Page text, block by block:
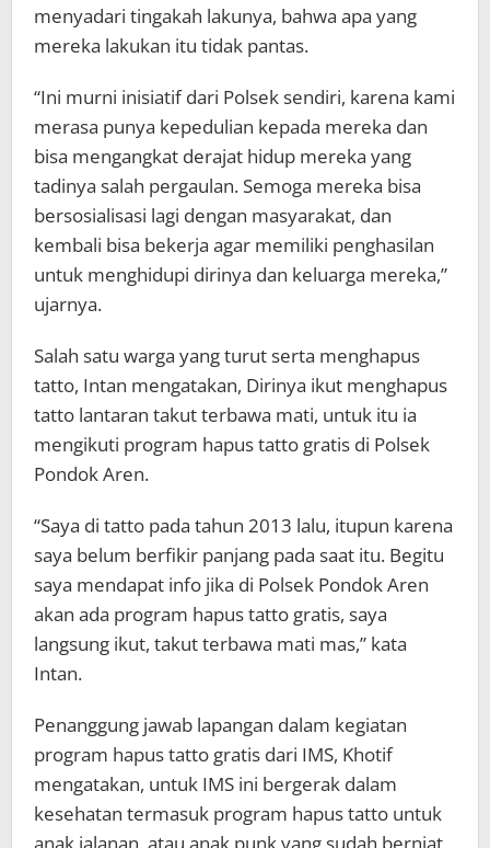
menyadari tingakah lakunya, bahwa apa yang
mereka lakukan itu tidak pantas.
“Ini murni inisiatif dari Polsek sendiri, karena kami
merasa punya kepedulian kepada mereka dan
bisa mengangkat derajat hidup mereka yang
tadinya salah pergaulan. Semoga mereka bisa
bersosialisasi lagi dengan masyarakat, dan
kembali bisa bekerja agar memiliki penghasilan
untuk menghidupi dirinya dan keluarga mereka,”
ujarnya.
Salah satu warga yang turut serta menghapus
tatto, Intan mengatakan, Dirinya ikut menghapus
tatto lantaran takut terbawa mati, untuk itu ia
mengikuti program hapus tatto gratis di Polsek
Pondok Aren.
“Saya di tatto pada tahun 2013 lalu, itupun karena
saya belum berfikir panjang pada saat itu. Begitu
saya mendapat info jika di Polsek Pondok Aren
akan ada program hapus tatto gratis, saya
langsung ikut, takut terbawa mati mas,” kata
Intan.
Penanggung jawab lapangan dalam kegiatan
program hapus tatto gratis dari IMS, Khotif
mengatakan, untuk IMS ini bergerak dalam
kesehatan termasuk program hapus tatto untuk
anak jalanan, atau anak punk yang sudah berniat